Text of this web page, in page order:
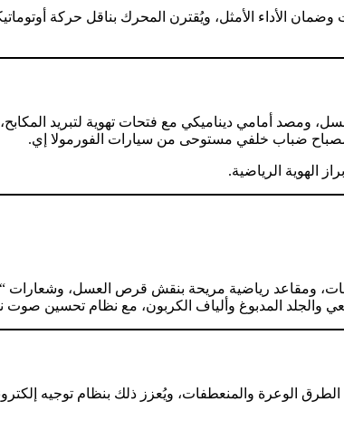
أمامي ديناميكي مع فتحات تهوية لتبريد المكابح،
ضباب خلفي مستوحى من سيارات الفورمولا إي.
الهوية الرياضية.
ومقاعد رياضية مريحة بنقش قرص العسل،
والجلد المدبوغ وألياف الكربون، مع نظام تحسين